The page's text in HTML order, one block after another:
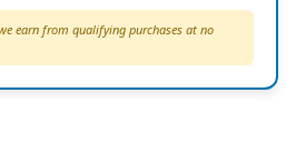
earn from qualifying purchases at no